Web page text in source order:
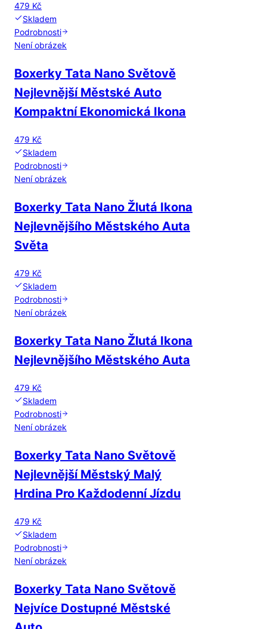
479 Kč
Skladem
Podrobnosti
Není obrázek
Boxerky Tata Nano Světově
Nejlevnější Městské Auto
Kompaktní Ekonomická Ikona
479 Kč
Skladem
Podrobnosti
Není obrázek
Boxerky Tata Nano Žlutá Ikona
Nejlevnějšího Městského Auta
Světa
479 Kč
Skladem
Podrobnosti
Není obrázek
Boxerky Tata Nano Žlutá Ikona
Nejlevnějšího Městského Auta
479 Kč
Skladem
Podrobnosti
Není obrázek
Boxerky Tata Nano Světově
Nejlevnější Městský Malý
Hrdina Pro Každodenní Jízdu
479 Kč
Skladem
Podrobnosti
Není obrázek
Boxerky Tata Nano Světově
Nejvíce Dostupné Městské